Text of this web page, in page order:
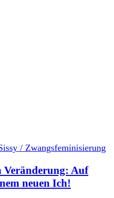
/ Zwangsfeminisierung
Veränderung: Auf
neuen Ich!